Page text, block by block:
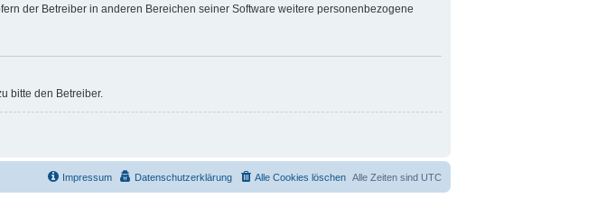
der Betreiber in anderen Bereichen seiner Software weitere personenbezogene
bitte den Betreiber.
Alle Zeiten sind UTC
Alle Cookies löschen
Datenschutzerklärung
Impressum